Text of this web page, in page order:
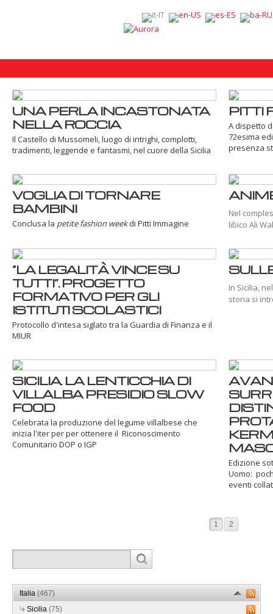
UNA PERLA INCASTONATA
NELLA ROCCIA
Il Castello di Mussomeli, luogo di intrighi, complotti,
tradimenti, leggende e fantasmi, nel cuore della Sicilia
PITTI
A dispetto
72esima
presenza
VOGLIA DI TORNARE
BAMBINI
Conclusa la petite fashion weekdi Pitti Immagine
Nel
libico Ali
“LA LEGALITÀ VINCE SU
TUTTI”. PROGETTO
FORMATIVO PER GLI
ISTITUTI SCOLASTICI
Protocollo d'intesa siglato tra la Guardia di Finanza e il
MIUR
In Sicilia,
storia si
SICILIA. LA LENTICCHIA DI
VILLALBA PRESIDIO SLOW
FOOD
Celebrata la produzione del legume villalbese che
inizia l'iter per per ottenere il Riconoscimento
Comunitario DOP o IGP
Edizione
Uomo:
eventi
1 2
Italia (467)
Sicilia (75)